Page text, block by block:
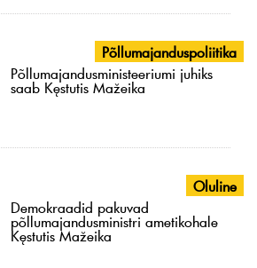
Põllumajanduspoliitika
Põllumajandusministeeriumi juhiks
saab Kęstutis Mažeika
Oluline
Demokraadid pakuvad
põllumajandusministri ametikohale
Kęstutis Mažeika